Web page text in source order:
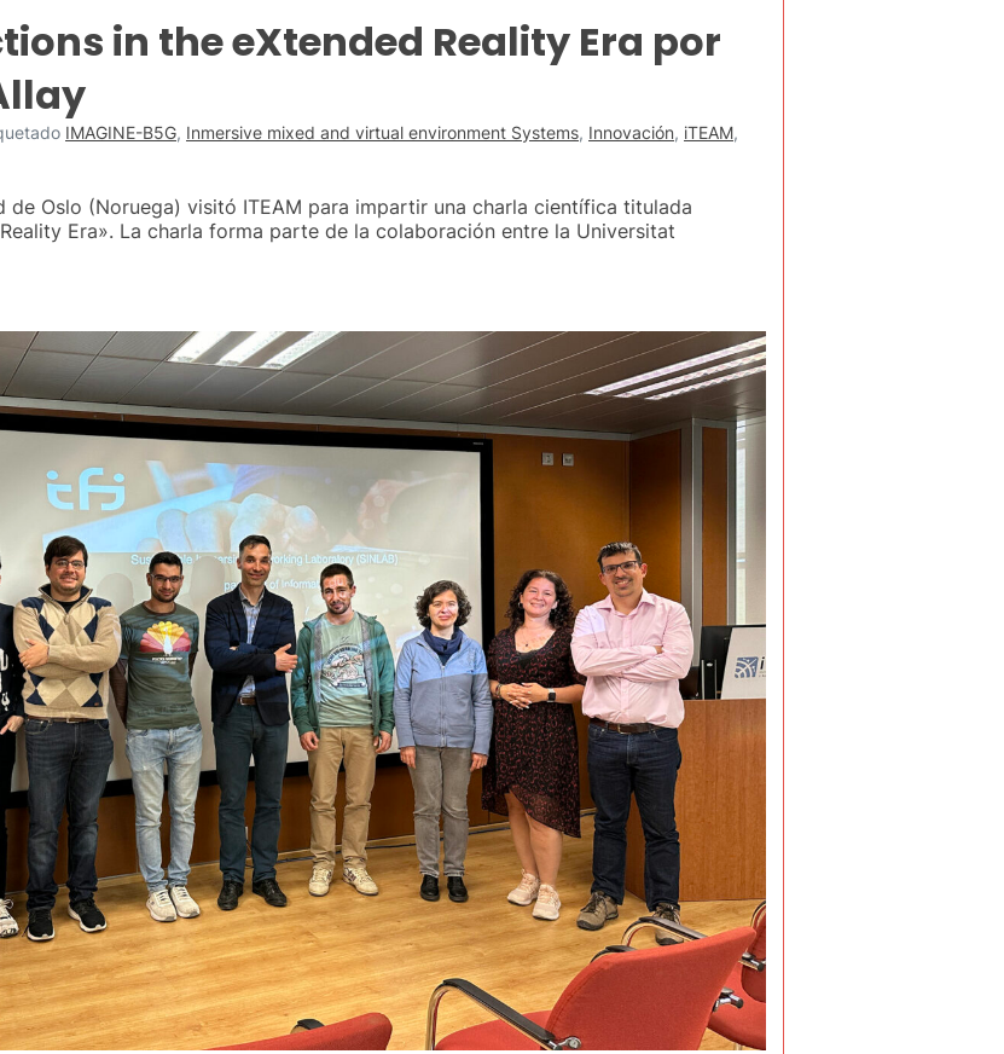
in the eXtended Reality Era por
IMAGINE-B5G, Inmersive mixed and virtual environment Systems, Innovación, iTEAM,
de Oslo (Noruega) visitó ITEAM para impartir una charla científica titulada
Era». La charla forma parte de la colaboración entre la Universitat